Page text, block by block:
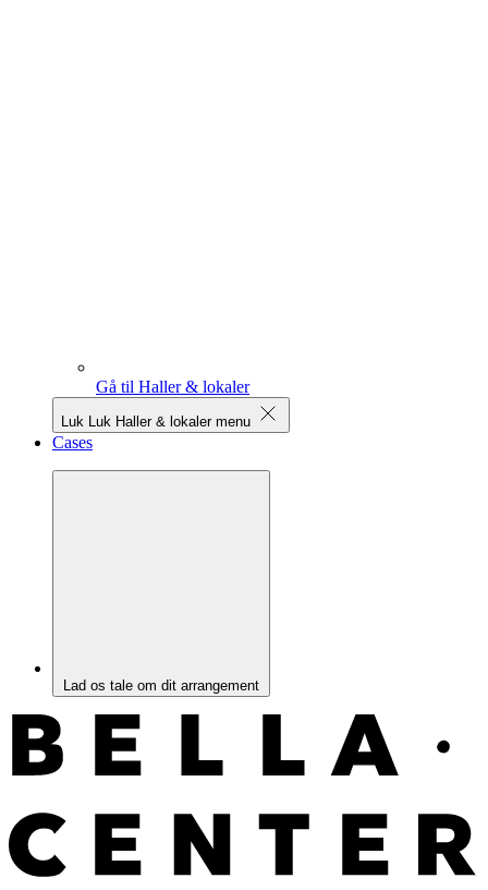
Gå til Haller & lokaler
Luk Luk Haller & lokaler menu
Cases
Lad os tale om dit arrangement